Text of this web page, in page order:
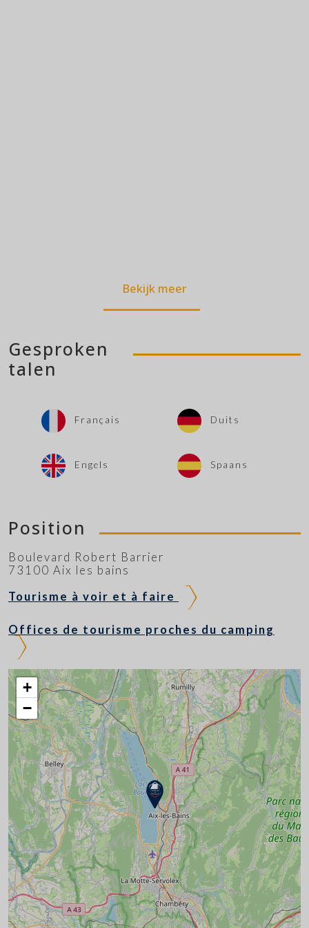
Bekijk meer
Gesproken
talen
Français Duits
Engels Spaans
Position
Boulevard Robert Barrier
73100 Aix les bains
Tourisme à voir et à faire
Offices de tourisme proches du camping
+
−